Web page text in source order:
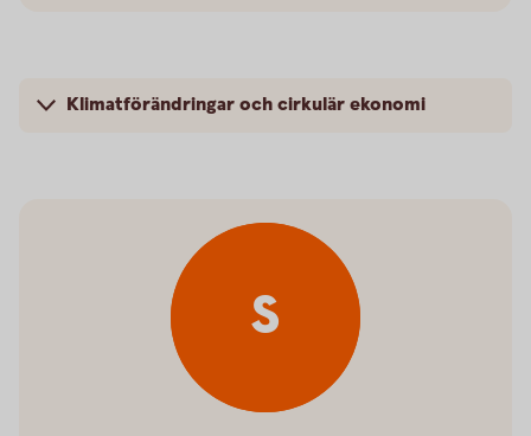
Klimatförändringar och cirkulär ekonomi
S